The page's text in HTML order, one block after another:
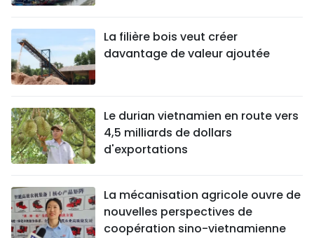
La filière bois veut créer
davantage de valeur ajoutée
Le durian vietnamien en route vers
4,5 milliards de dollars
d'exportations
La mécanisation agricole ouvre de
nouvelles perspectives de
coopération sino-vietnamienne